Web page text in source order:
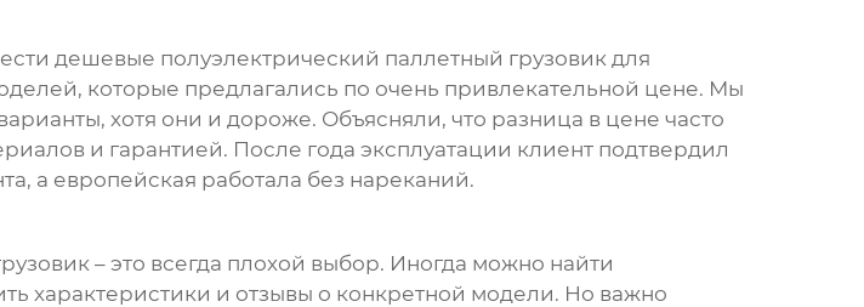
дешевые полуэлектрический паллетный грузовик для
которые предлагались по очень привлекательной цене. Мы
хотя они и дороже. Объясняли, что разница в цене часто
и гарантией. После года эксплуатации клиент подтвердил
а европейская работала без нареканий.
– это всегда плохой выбор. Иногда можно найти
характеристики и отзывы о конкретной модели. Но важно